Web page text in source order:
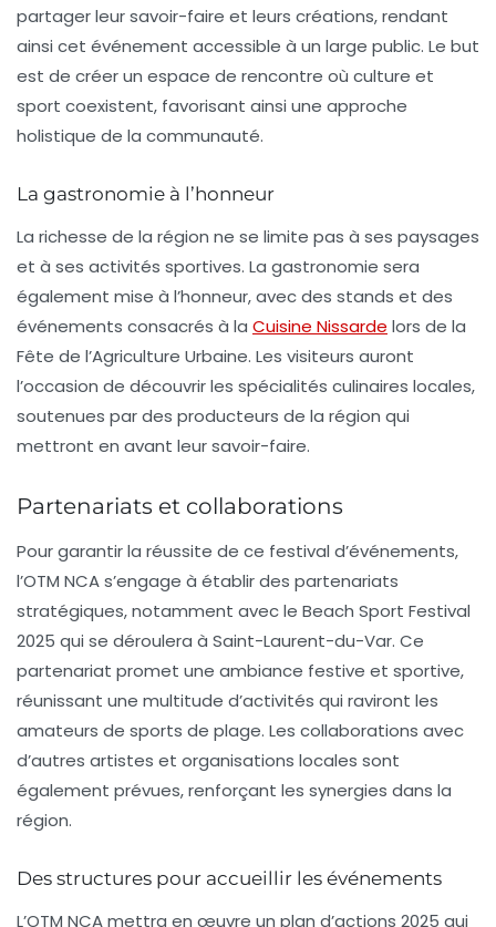
partager leur savoir-faire et leurs créations, rendant
ainsi cet événement accessible à un large public. Le but
est de créer un espace de rencontre où culture et
sport coexistent, favorisant ainsi une approche
holistique de la communauté.
La gastronomie à l’honneur
La richesse de la région ne se limite pas à ses paysages
et à ses activités sportives. La gastronomie sera
également mise à l’honneur, avec des stands et des
événements consacrés à la Cuisine Nissarde lors de la
Fête de l’Agriculture Urbaine. Les visiteurs auront
l’occasion de découvrir les spécialités culinaires locales,
soutenues par des producteurs de la région qui
mettront en avant leur savoir-faire.
Partenariats et collaborations
Pour garantir la réussite de ce festival d’événements,
l’OTM NCA s’engage à établir des partenariats
stratégiques, notamment avec le Beach Sport Festival
2025 qui se déroulera à Saint-Laurent-du-Var. Ce
partenariat promet une ambiance festive et sportive,
réunissant une multitude d’activités qui raviront les
amateurs de sports de plage. Les collaborations avec
d’autres artistes et organisations locales sont
également prévues, renforçant les synergies dans la
région.
Des structures pour accueillir les événements
L’OTM NCA mettra en œuvre un plan d’actions 2025 qui